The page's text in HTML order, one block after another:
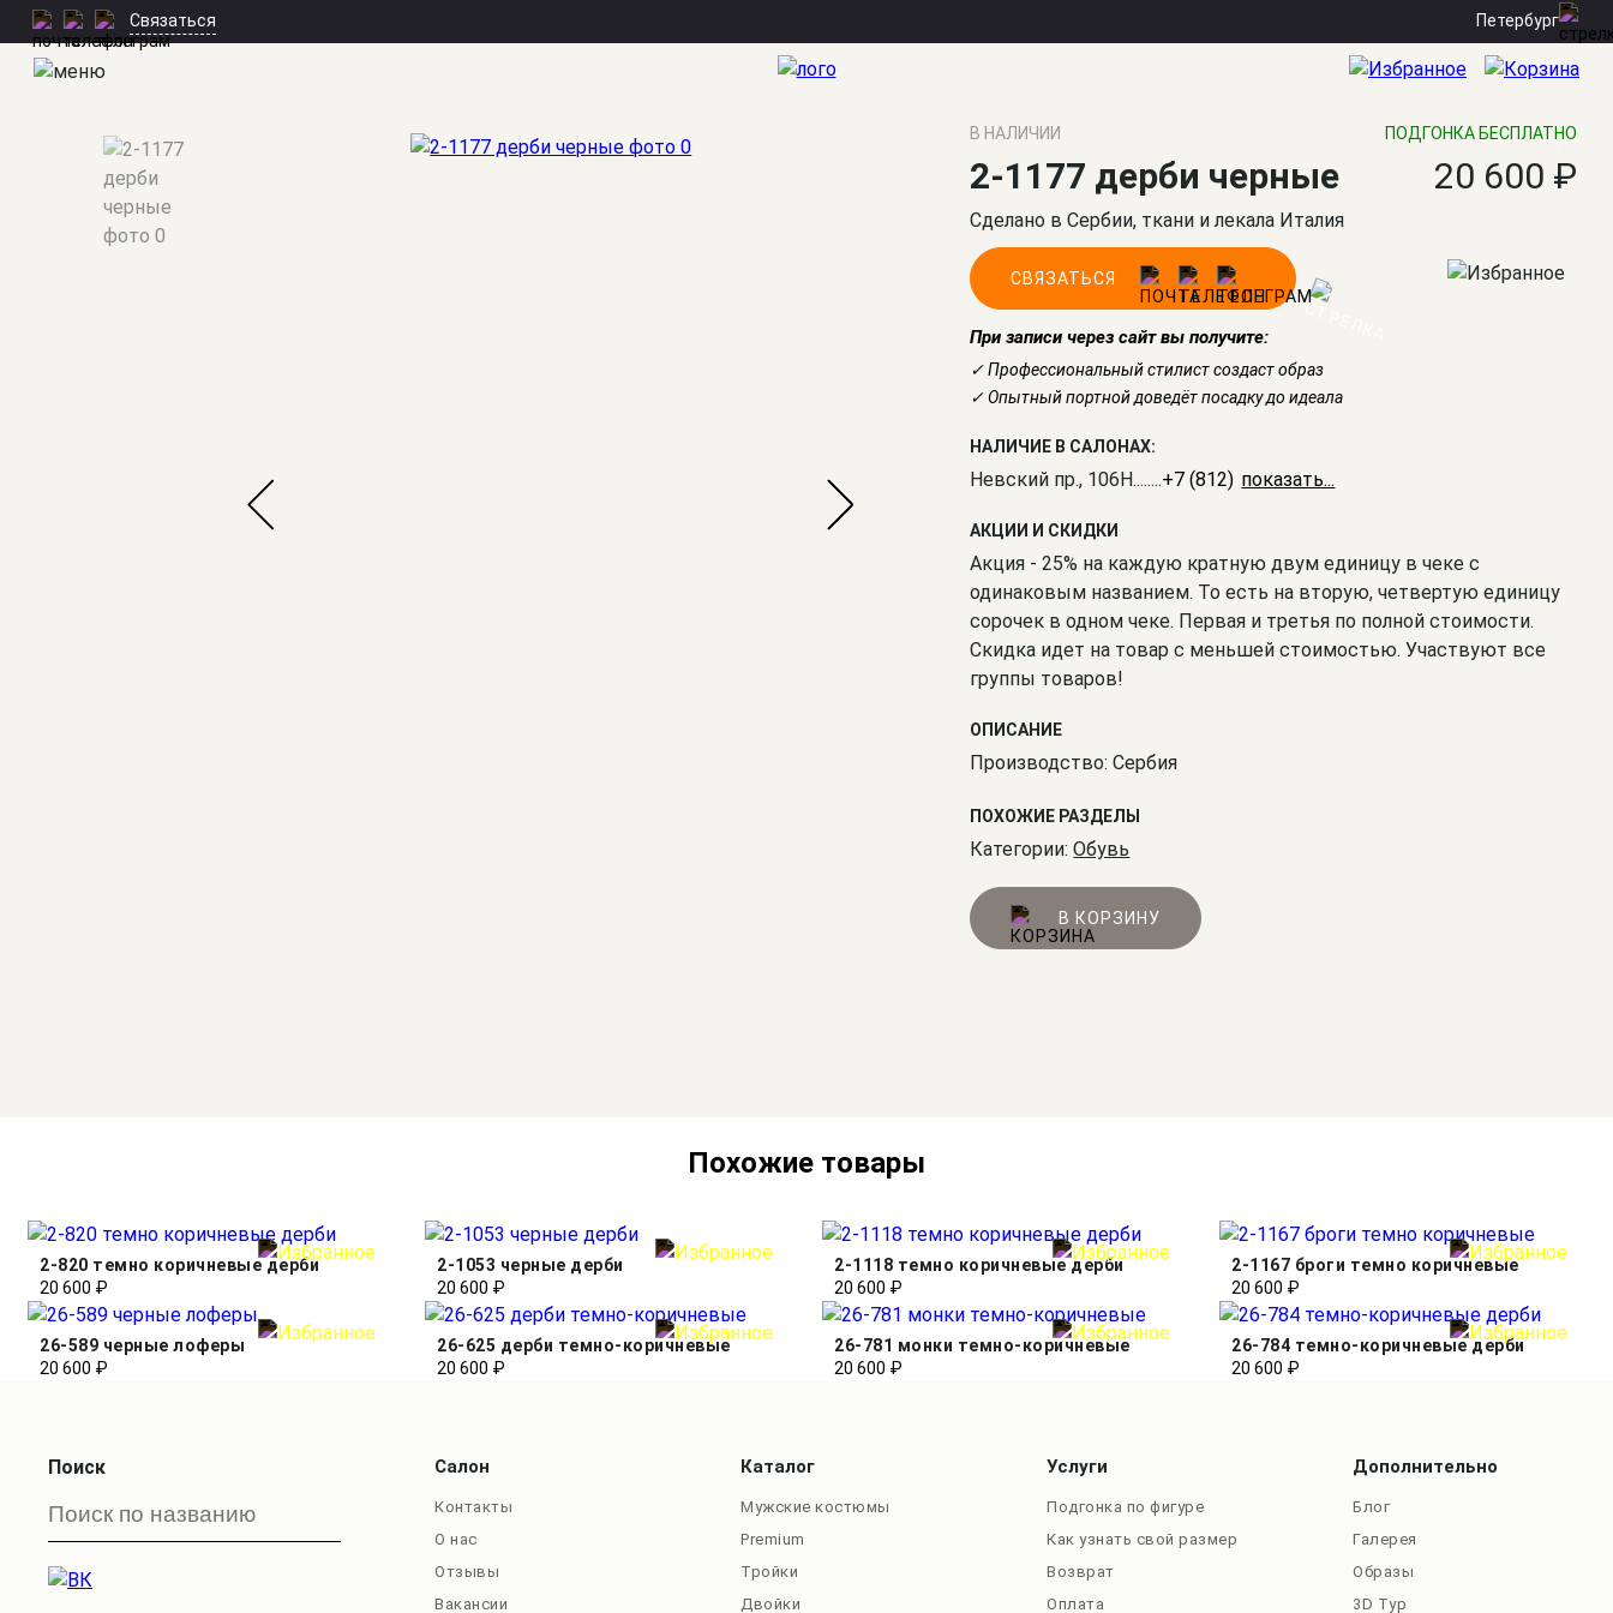
Связаться Петербург
Мужские костюмы
В НАЛИЧИИ ПОДГОНКА БЕСПЛАТНО
2-1177 дерби черные 20 600 ₽
Сделано в Сербии, ткани и лекала Италия
СВЯЗАТЬСЯ
При записи через сайт вы получите:
✓ Профессиональный стилист создаст образ
✓ Опытный портной доведёт посадку до идеала
НАЛИЧИЕ В САЛОНАХ:
Невский пр., 106Н........+7 (812) 309-16-55
АКЦИИ И СКИДКИ
Акция - 25% на каждую кратную двум единицу в чеке с
одинаковым названием. То есть на вторую, четвертую единицу
сорочек в одном чеке. Первая и третья по полной стоимости.
Скидка идет на товар с меньшей стоимостью. Участвуют все
группы товаров!
ОПИСАНИЕ
Производство: Сербия
ПОХОЖИЕ РАЗДЕЛЫ
Категории:Обувь
В КОРЗИНУ
Похожие товары
2-820 темно коричневые дерби
20 600 ₽
2-1053 черные дерби
20 600 ₽
2-1118 темно коричневые дерби
20 600 ₽
2-1167 броги темно коричневые
20 600 ₽
26-589 черные лоферы
20 600 ₽
26-625 дерби темно-коричневые
20 600 ₽
26-781 монки темно-коричневые
20 600 ₽
26-784 темно-коричневые дерби
20 600 ₽
Поиск Салон
Контакты
О нас
Отзывы
Вакансии
Каталог
Мужские костюмы
Premium
Тройки
Двойки
Услуги
Подгонка по фигуре
Как узнать свой размер
Возврат
Оплата
Дополнительно
Блог
Галерея
Образы
3D Тур